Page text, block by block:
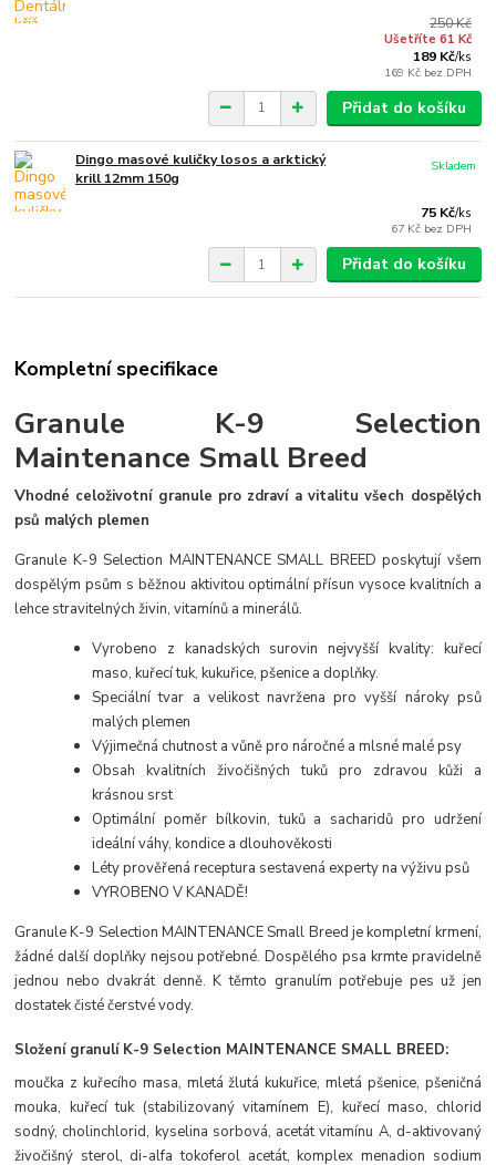
250 Kč
Ušetříte 61 Kč
189 Kč/ks
169 Kč bez DPH
Přidat do košíku
Dingo masové kuličky losos a arktický
krill 12mm 150g
75 Kč/ks
67 Kč bez DPH
Skladem
Přidat do košíku
Kompletní specifikace
Granule K-9 Selection
Maintenance Small Breed
Vhodné celoživotní granule pro zdraví a vitalitu všech dospělých
psů malých plemen
Granule K-9 Selection MAINTENANCE SMALL BREED poskytují všem
dospělým psům s běžnou aktivitou optimální přísun vysoce kvalitních a
lehce stravitelných živin, vitamínů a minerálů.
Vyrobeno z kanadských surovin nejvyšší kvality: kuřecí
maso, kuřecí tuk, kukuřice, pšenice a doplňky.
Speciální tvar a velikost navržena pro vyšší nároky psů
malých plemen
Výjimečná chutnost a vůně pro náročné a mlsné malé psy
Obsah kvalitních živočišných tuků pro zdravou kůži a
krásnou srst
Optimální poměr bílkovin, tuků a sacharidů pro udržení
ideální váhy, kondice a dlouhověkosti
Léty prověřená receptura sestavená experty na výživu psů
VYROBENO V KANADĚ!
Granule K-9 Selection MAINTENANCE Small Breed je kompletní krmení,
žádné další doplňky nejsou potřebné. Dospělého psa krmte pravidelně
jednou nebo dvakrát denně. K těmto granulím potřebuje pes už jen
dostatek čisté čerstvé vody.
Složení granulí K-9 Selection MAINTENANCE SMALL BREED:
moučka z kuřecího masa, mletá žlutá kukuřice, mletá pšenice, pšeničná
mouka, kuřecí tuk (stabilizovaný vitamínem E), kuřecí maso, chlorid
sodný, cholinchlorid, kyselina sorbová, acetát vitamínu A, d-aktivovaný
živočišný sterol, di-alfa tokoferol acetát, komplex menadion sodium